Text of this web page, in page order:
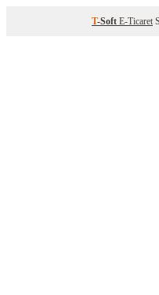
T-Soft E-Ticaret